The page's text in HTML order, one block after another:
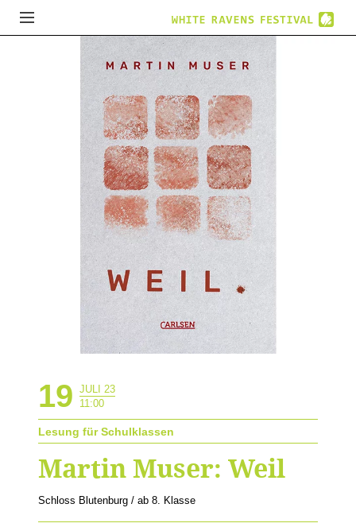
19 JULI 23
11:00
Lesung für Schulklassen
Martin Muser: Weil
Schloss Blutenburg / ab 8. Klasse